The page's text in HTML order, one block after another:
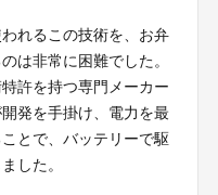
れるこの技術を、お弁
は非常に困難でした。
許を持つ専門メーカー
発を手掛け、電力を最
とで、バッテリーで駆
した。